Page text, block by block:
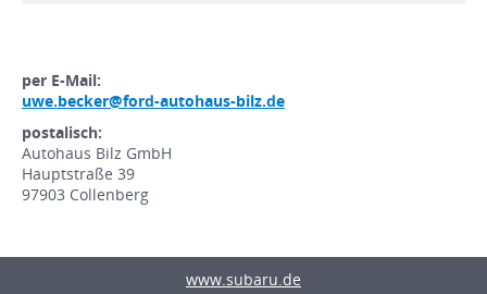
per E-Mail:
uwe.becker@ford-autohaus-bilz.de
postalisch:
Autohaus Bilz GmbH
Hauptstraße 39
97903 Collenberg
www.subaru.de